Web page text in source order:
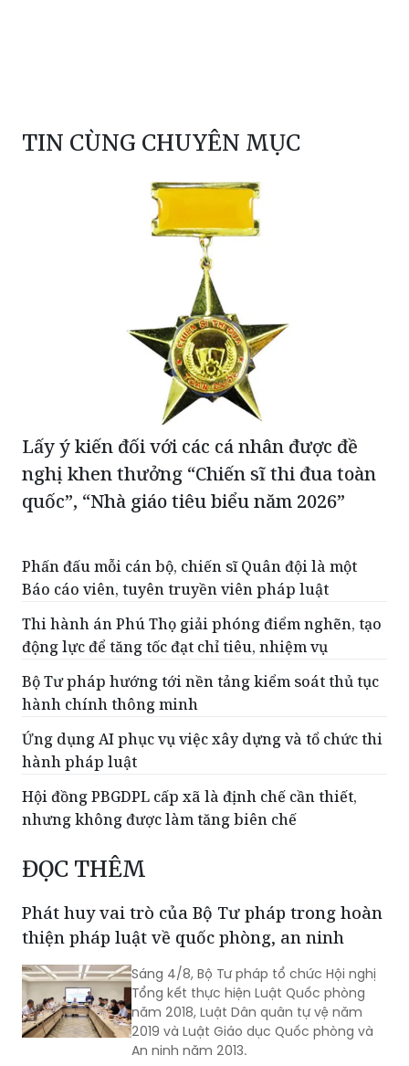
TIN CÙNG CHUYÊN MỤC
Lấy ý kiến đối với các cá nhân được đề
nghị khen thưởng “Chiến sĩ thi đua toàn
quốc”, “Nhà giáo tiêu biểu năm 2026”
Phấn đấu mỗi cán bộ, chiến sĩ Quân đội là một
Báo cáo viên, tuyên truyền viên pháp luật
Thi hành án Phú Thọ giải phóng điểm nghẽn, tạo
động lực để tăng tốc đạt chỉ tiêu, nhiệm vụ
Bộ Tư pháp hướng tới nền tảng kiểm soát thủ tục
hành chính thông minh
Ứng dụng AI phục vụ việc xây dựng và tổ chức thi
hành pháp luật
Hội đồng PBGDPL cấp xã là định chế cần thiết,
nhưng không được làm tăng biên chế
ĐỌC THÊM
Phát huy vai trò của Bộ Tư pháp trong hoàn
thiện pháp luật về quốc phòng, an ninh
Sáng 4/8, Bộ Tư pháp tổ chức Hội nghị
Tổng kết thực hiện Luật Quốc phòng
năm 2018, Luật Dân quân tự vệ năm
2019 và Luật Giáo dục Quốc phòng và
An ninh năm 2013.